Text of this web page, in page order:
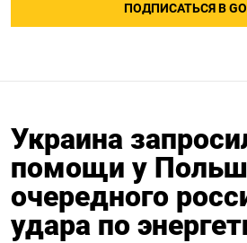
ПОДПИСАТЬСЯ В
Украина
помощи у
очередного
удара по